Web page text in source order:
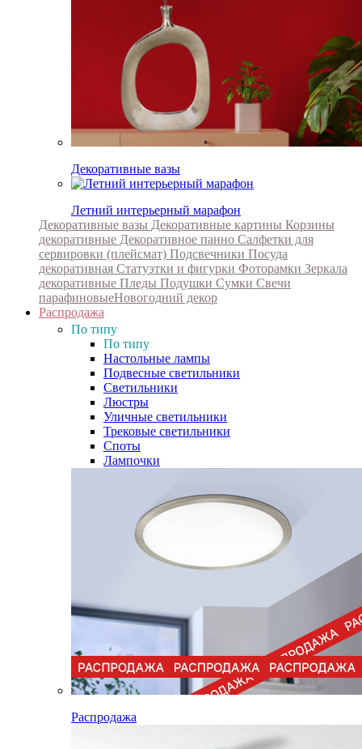
Декоративные вазы
Летний интерьерный марафон
Декоративные вазы Декоративные картины Корзины
декоративные Декоративное панно Салфетки для
сервировки (плейсмат) Подсвечники Посуда
декоративная Статуэтки и фигурки Фоторамки Зеркала
декоративные Пледы Подушки Сумки Свечи
парафиновыеНовогодний декор
Распродажа
По типу
По типу
Настольные лампы
Подвесные светильники
Светильники
Люстры
Уличные светильники
Трековые светильники
Споты
Лампочки
Распродажа